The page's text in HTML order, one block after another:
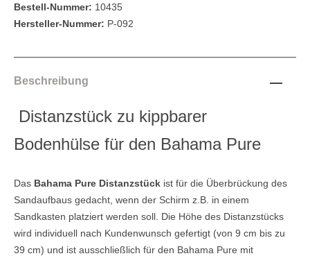
Bestell-Nummer: 10435
Hersteller-Nummer: P-092
Beschreibung
Distanzstück zu kippbarer
Bodenhülse für den Bahama Pure
Das Bahama Pure Distanzstück ist für die Überbrückung des
Sandaufbaus gedacht, wenn der Schirm z.B. in einem
Sandkasten platziert werden soll. Die Höhe des Distanzstücks
wird individuell nach Kundenwunsch gefertigt (von 9 cm bis zu
39 cm) und ist ausschließlich für den Bahama Pure mit